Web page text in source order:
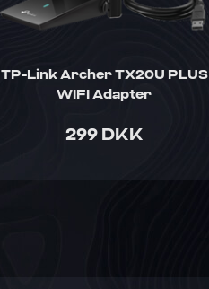
TP-Link Archer TX20U PLUS
WIFI Adapter
299 DKK